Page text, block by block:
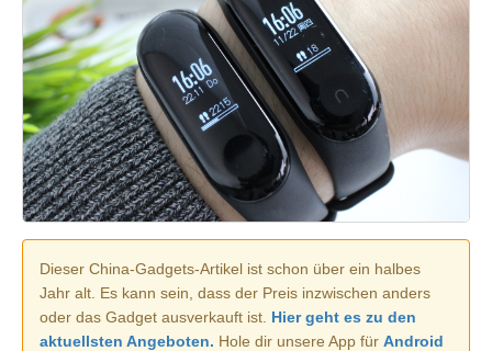
Dieser China-Gadgets-Artikel ist schon über ein halbes
Jahr alt. Es kann sein, dass der Preis inzwischen anders
oder das Gadget ausverkauft ist. Hier geht es zu den
aktuellsten Angeboten. Hole dir unsere App für Android